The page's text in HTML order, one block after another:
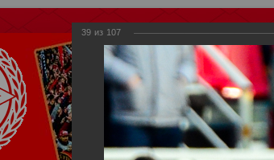
39 из 107